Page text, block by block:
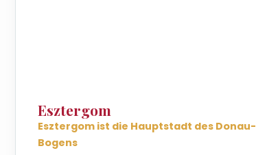
Esztergom
Esztergom ist die Hauptstadt des Donau-
Bogens